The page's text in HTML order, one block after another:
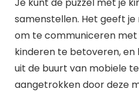
samenstellen. Het geeft
om te communiceren
kinderen te betoveren, en
uit de buurt van mobiele
aangetrokken door deze